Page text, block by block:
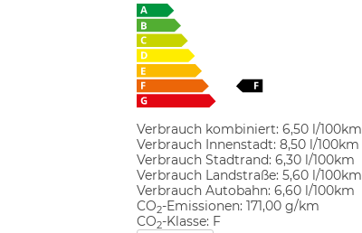
Verbrauch kombiniert: 6,50 l/100km
Verbrauch Innenstadt: 8,50 l/100km
Verbrauch Stadtrand: 6,30 l/100km
Verbrauch Landstraße: 5,60 l/100km
Verbrauch Autobahn: 6,60 l/100km
CO2-Emissionen: 171,00 g/km
CO2-Klasse: F